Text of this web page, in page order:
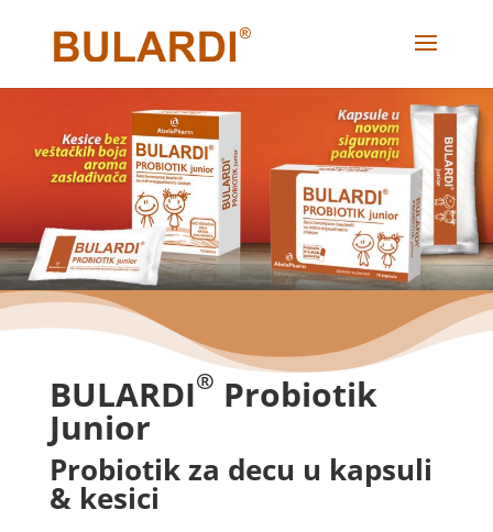
BULARDI® Probiotik
Junior
Probiotik za decu u kapsuli
& kesici